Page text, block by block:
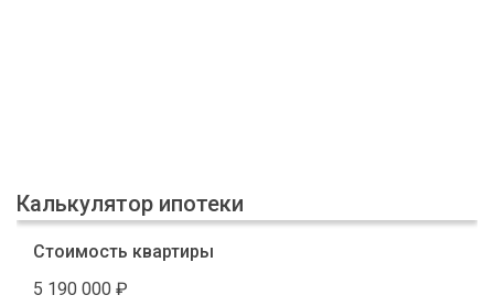
Калькулятор ипотеки
Стоимость квартиры
5 190 000 ₽